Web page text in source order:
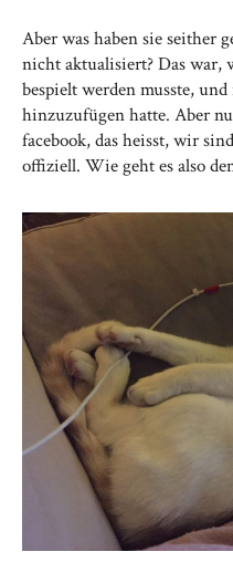
Aber was haben sie seither
nicht aktualisiert? Das war,
bespielt werden musste,
hinzuzufügen hatte. Aber
facebook, das heisst, wir
offiziell. Wie geht es also